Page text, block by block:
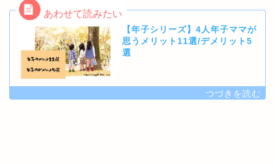
【年子シリーズ】4人年子ママが
思うメリット11選/デメリット5
選